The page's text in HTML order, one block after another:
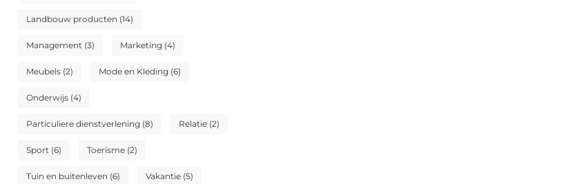
Landbouw producten (14)
Management (3) Marketing (4)
Meubels (2) Mode en Kleding (6)
Onderwijs (4)
Particuliere dienstverlening (8) Relatie (2)
Sport (6) Toerisme (2)
Tuin en buitenleven (6) Vakantie (5)